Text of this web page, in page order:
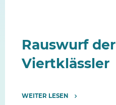
Rauswurf der
Viertklässler
WEITER LESEN